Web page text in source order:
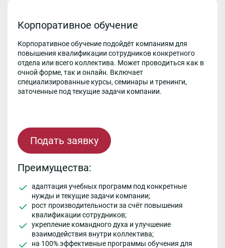
Корпоративное обучение
Корпоративное обучение подойдёт компаниям для
повышения квалификации сотрудников конкретного
отдела или всего коллектива. Может проводиться как в
очной форме, так и онлайн. Включает
специализированные курсы, семинары и тренинги,
заточенные под текущие задачи компании.
Подать заявку
Преимущества:
адаптация учебных программ под конкретные
нужды и текущие задачи компании;
рост производительности за счёт повышения
квалификации сотрудников;
укрепление командного духа и улучшение
взаимодействия внутри коллектива;
на 100% эффективные программы обучения для